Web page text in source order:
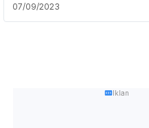
07/09/2023
Iklan